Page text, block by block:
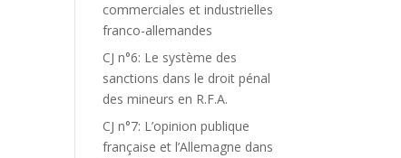
commerciales et industrielles
franco-allemandes
CJ n°6: Le système des
sanctions dans le droit pénal
des mineurs en R.F.A.
CJ n°7: L’opinion publique
française et l’Allemagne dans